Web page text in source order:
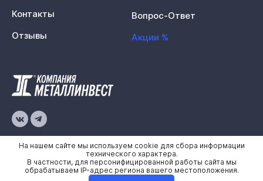
© 2026 «Металлинвест»
Политика конфиденциальности
Контакты
Отзывы
Вопрос-Ответ
Акции %
На нашем сайте мы используем cookie для сбора информации
технического характера.
В частности, для персонифицированной работы сайта мы
обрабатываем IP-адрес региона вашего местоположения.